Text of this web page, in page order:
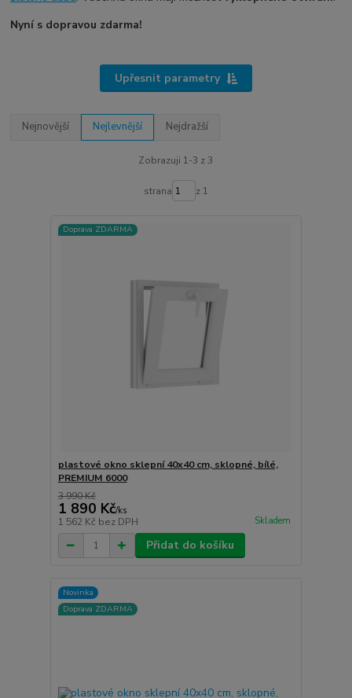
Nyní s dopravou zdarma!
Upřesnit parametry
Nejnovější Nejlevnější Nejdražší
Zobrazuji 1-3 z 3
strana z 1
Doprava ZDARMA
plastové okno sklepní 40x40 cm, sklopné, bílé,
PREMIUM 6000
3 990 Kč
1 890 Kč/ks
1 562 Kč bez DPH Skladem
Přidat do košíku
Novinka
Doprava ZDARMA